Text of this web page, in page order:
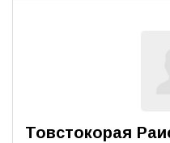
Товстокорая